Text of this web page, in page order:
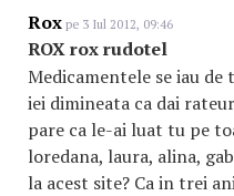
Rox pe 3 Iul 2012, 09:46
ROX rox rudotel
Medicamentele se iau
iei dimineata ca dai
pare ca le-ai luat tu pe
loredana, laura, alina,
la acest site? Ca in trei